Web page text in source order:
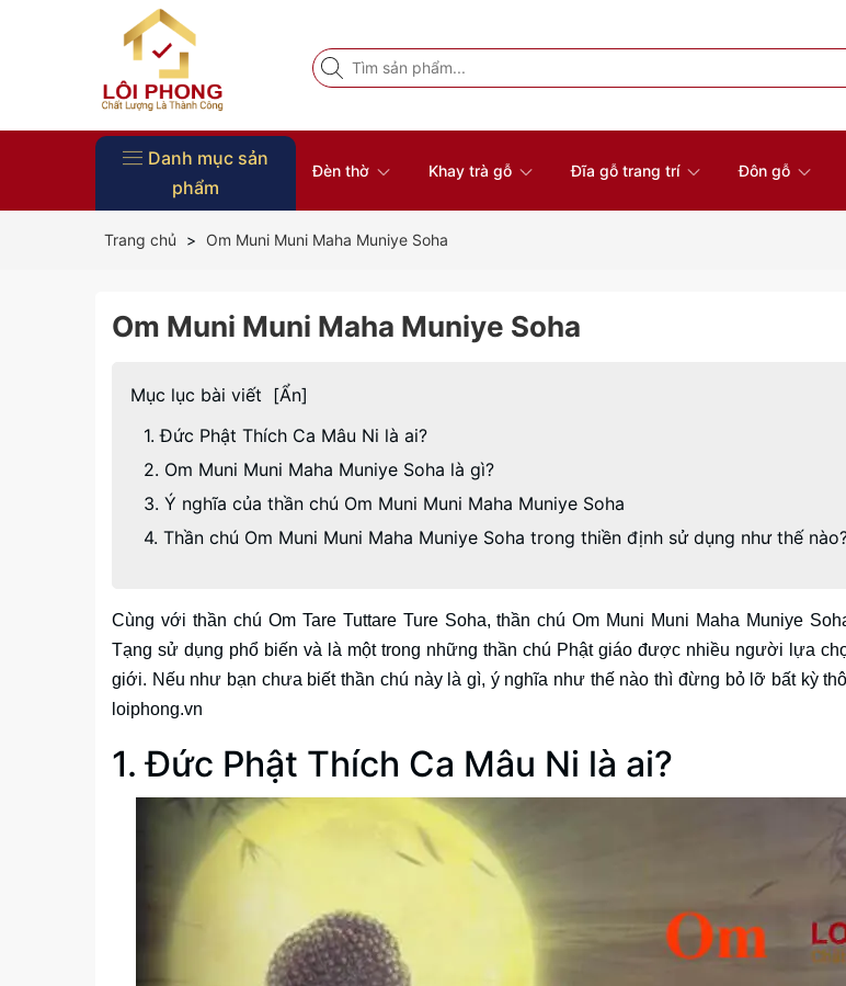
Danh mục sản
phẩm
Đèn thờ Khay trà gỗ Đĩa gỗ trang trí Đôn gỗ
Trang chủ Om Muni Muni Maha Muniye Soha
Om Muni Muni Maha Muniye Soha
Mục lục bài viết [Ẩn]
1. Đức Phật Thích Ca Mâu Ni là ai?
2. Om Muni Muni Maha Muniye Soha là gì?
3. Ý nghĩa của thần chú Om Muni Muni Maha Muniye Soha
4. Thần chú Om Muni Muni Maha Muniye Soha trong thiền định sử dụng như thế
Cùng với thần chú Om Tare Tuttare Ture Soha, thần chú Om Muni Muni Maha Muniye
Tạng sử dụng phổ biến và là một trong những thần chú Phật giáo được nhiều người lựa
giới. Nếu như bạn chưa biết thần chú này là gì, ý nghĩa như thế nào thì đừng bỏ lỡ bất kỳ
loiphong.vn
1. Đức Phật Thích Ca Mâu Ni là ai?